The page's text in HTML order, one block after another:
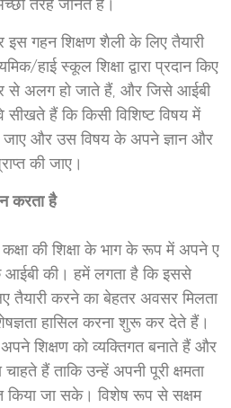
तरह जानते हैं।
गहन शिक्षण शैली के लिए तैयारी
हाई स्कूल शिक्षा द्वारा प्रदान किए
से अलग हो जाते हैं, और जिसे आईबी
हैं कि किसी विशिष्ट विषय में
जाए और उस विषय के अपने ज्ञान और
की जाए।
करता है
कक्षा की शिक्षा के भाग के रूप में अपने ए
की। हमें लगता है कि इससे
तैयारी करने का बेहतर अवसर मिलता
हासिल करना शुरू कर देते हैं।
शिक्षण को व्यक्तिगत बनाते हैं और
हैं ताकि उन्हें अपनी पूरी क्षमता
किया जा सके। विशेष रूप से सक्षम